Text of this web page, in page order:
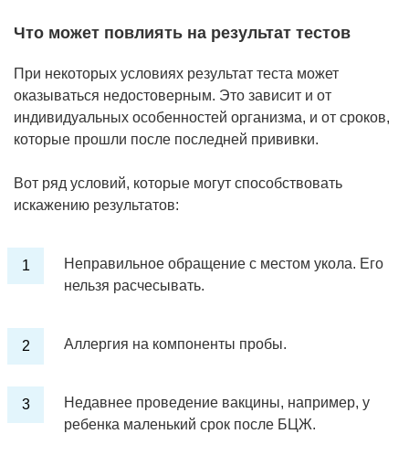
Что может повлиять на результат тестов
При некоторых условиях результат теста может
оказываться недостоверным. Это зависит и от
индивидуальных особенностей организма, и от сроков,
которые прошли после последней прививки.
Вот ряд условий, которые могут способствовать
искажению результатов:
Неправильное обращение с местом укола. Его
нельзя расчесывать.
Аллергия на компоненты пробы.
Недавнее проведение вакцины, например, у
ребенка маленький срок после БЦЖ.